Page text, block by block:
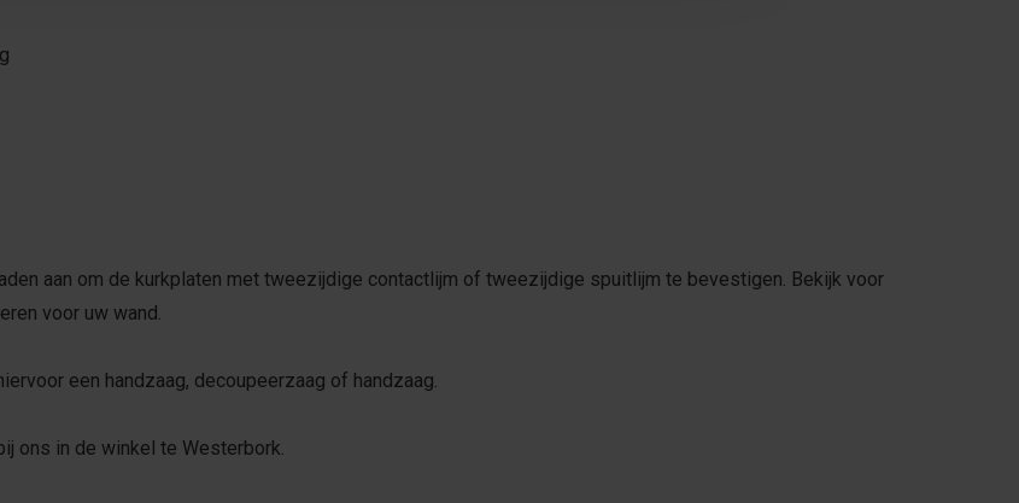
aan om de kurkplaten met tweezijdige contactlijm of tweezijdige spuitlijm te bevestigen. Bekijk voor
voor uw wand.
een handzaag, decoupeerzaag of handzaag.
ons in de winkel te Westerbork.